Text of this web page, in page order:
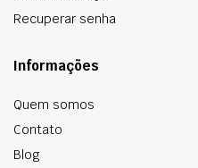
Recuperar senha
Informações
Quem somos
Contato
Blog